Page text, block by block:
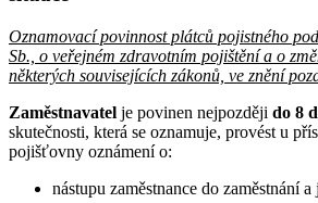
Oznamovací povinnost plátců pojistného
Sb., o veřejném zdravotním pojištění a o
některých souvisejících zákonů, ve znění
Zaměstnavatel je povinen nejpozději do 8
skutečnosti, která se oznamuje, provést u
pojišťovny oznámení o:
nástupu zaměstnance do zaměstnání